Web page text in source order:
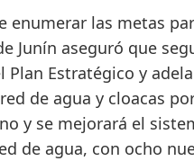
enumerar las metas
Junín aseguró que
Plan Estratégico y
de agua y cloacas
y se mejorará el
de agua, con ocho